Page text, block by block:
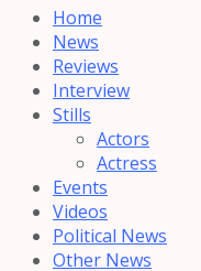
Home
News
Reviews
Interview
Stills
Actors
Actress
Events
Videos
Political News
Other News